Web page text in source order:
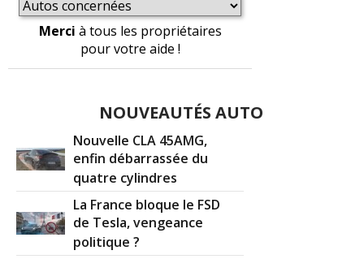
Merci à tous les propriétaires
pour votre aide !
NOUVEAUTÉS AUTO
Nouvelle CLA 45AMG,
enfin débarrassée du
quatre cylindres
La France bloque le FSD
de Tesla, vengeance
politique ?